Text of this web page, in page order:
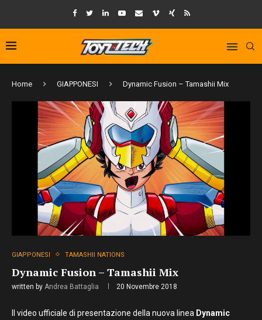
Home GIAPPONESI Dynamic Fusion – Tamashii Mix
GIAPPONESI TAMASHII NATIONS
Dynamic Fusion – Tamashii Mix
written by Andrea Battaglia 20 Novembre 2018
Il video ufficiale di presentazione della nuova linea Dynamic